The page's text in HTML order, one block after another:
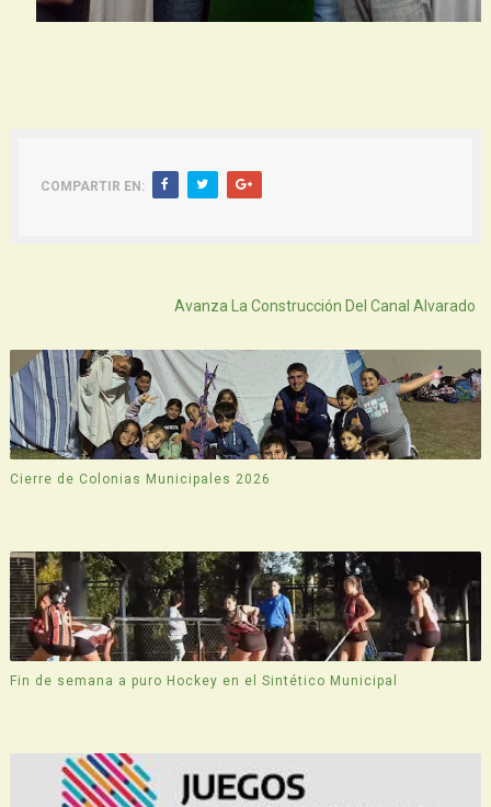
COMPARTIR EN:
Avanza La Construcción Del Canal Alvarado
Cierre de Colonias Municipales 2026
Fin de semana a puro Hockey en el Sintético Municipal